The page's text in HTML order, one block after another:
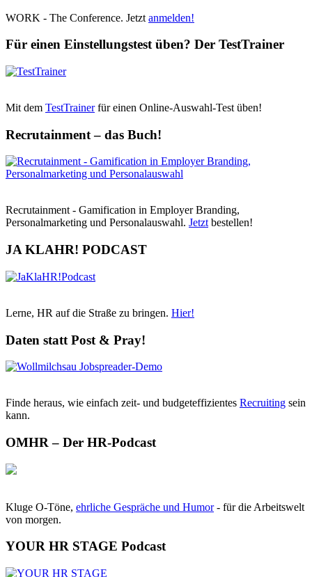
WORK - The Conference. Jetzt anmelden!
Für einen Einstellungstest üben? Der TestTrainer
Mit dem TestTrainerfür einen Online-Auswahl-Test üben!
Recrutainment – das Buch!
Recrutainment - Gamification in Employer Branding,
Personalmarketing und Personalauswahl. Jetzt bestellen!
JA KLAHR! PODCAST
Lerne, HR auf die Straße zu bringen. Hier!
Daten statt Post & Pray!
Finde heraus, wie einfach zeit- und budgeteffizientes Recruiting sein
kann.
OMHR – Der HR-Podcast
Kluge O-Töne, ehrliche Gespräche und Humor- für die Arbeitswelt
von morgen.
YOUR HR STAGE Podcast